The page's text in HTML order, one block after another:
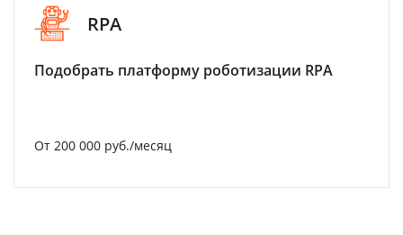
RPA
Подобрать платформу роботизации RPA
От 200 000 руб./месяц